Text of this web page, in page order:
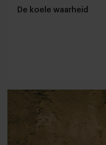
De koele waarheid